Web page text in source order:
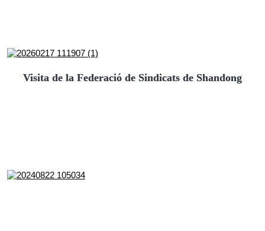
Visita de la Federació de Sindicats de Shandong